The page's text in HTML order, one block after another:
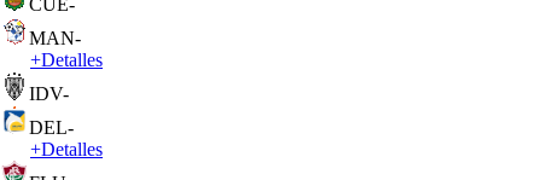
CUE-
MAN-
+Detalles
IDV-
DEL-
+Detalles